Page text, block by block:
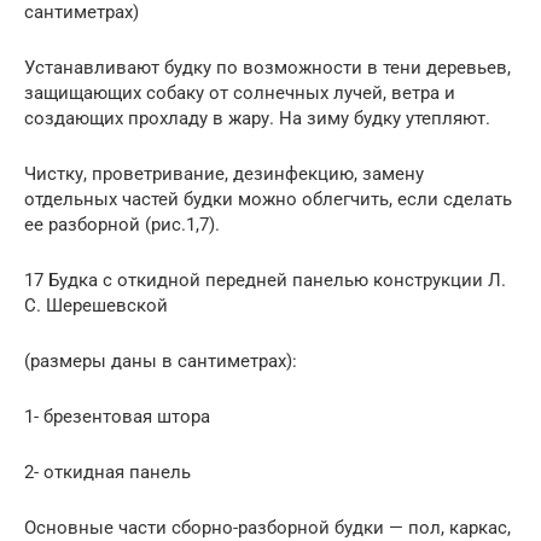
сантиметрах)
Устанавливают будку по возмож­ности в тени деревьев,
защищающих собаку от солнечных лучей, ветра и
создающих прохладу в жару. На зиму будку утепляют.
Чистку, проветривание, де­зинфекцию, замену
отдельных частей будки можно облегчить, если сделать
ее разборной (рис.1,7).
17 Будка с откидной передней панелью конструкции Л.
С. Шерешевской
(размеры даны в сантиметрах):
1- брезентовая штора
2- откидная панель
Основные части сборно-раз­борной будки — пол, каркас,